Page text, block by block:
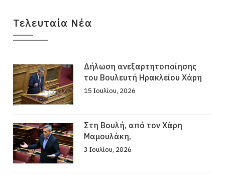
Τελευταία Νέα
Δήλωση ανεξαρτητοποίησης
του Βουλευτή Ηρακλείου Χάρη
15 Ιουλίου, 2026
Στη Βουλή, από τον Χάρη
Μαμουλάκη,
3 Ιουλίου, 2026